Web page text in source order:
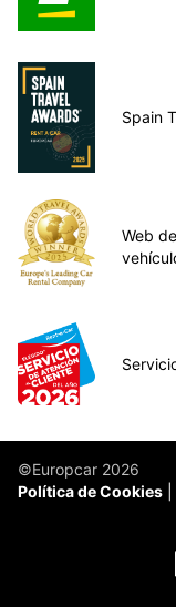
Spain
Web
©Europcar 2026
Política de Cookies